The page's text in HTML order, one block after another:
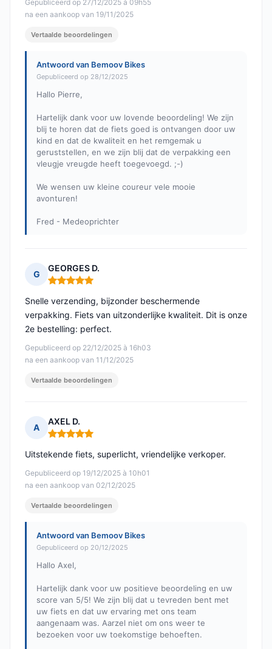
Gepubliceerd op 27/12/2025 à 09h55
na een aankoop van 19/11/2025
Vertaalde beoordelingen
Antwoord van Bemoov Bikes
Gepubliceerd op 28/12/2025
Hallo Pierre,
Hartelijk dank voor uw lovende beoordeling! We zijn
blij te horen dat de fiets goed is ontvangen door uw
kind en dat de kwaliteit en het remgemak u
geruststellen, en we zijn blij dat de verpakking een
vleugje vreugde heeft toegevoegd. ;-)
We wensen uw kleine coureur vele mooie
avonturen!
Fred - Medeoprichter
G
GEORGES D.
Opmerking: 5 van 5
Gepubliceerd op 22/12/2025 à 16h03
na een aankoop van 11/12/2025
Snelle verzending, bijzonder beschermende
verpakking. Fiets van uitzonderlijke kwaliteit. Dit is onze
2e bestelling: perfect.
Vertaalde beoordelingen
A
AXEL D.
Opmerking: 5 van 5
Gepubliceerd op 19/12/2025 à 10h01
na een aankoop van 02/12/2025
Uitstekende fiets, superlicht, vriendelijke verkoper.
Vertaalde beoordelingen
Antwoord van Bemoov Bikes
Gepubliceerd op 20/12/2025
Hallo Axel,
Hartelijk dank voor uw positieve beoordeling en uw
score van 5/5! We zijn blij dat u tevreden bent met
uw fiets en dat uw ervaring met ons team
aangenaam was. Aarzel niet om ons weer te
bezoeken voor uw toekomstige behoeften.